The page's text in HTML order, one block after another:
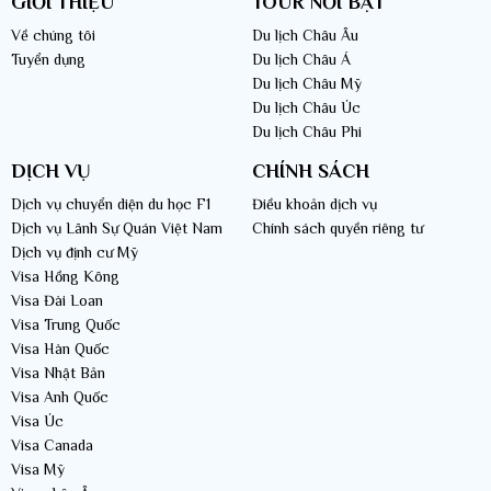
LVT Group chuyên Tour du lịch Đài Loan trọn gói giá tốt
>> Video giới thiệu Công ty du lịch LVT Group chuyên Tour Đài Loan
uy tín - chất lượng cao
Về chúng tôi
Tuyển dụng
Du lịch Châu Âu
Du lịch Châu Á
Du lịch Châu Mỹ
Du lịch Châu Úc
Du lịch Châu Phi
DỊCH VỤ
Dịch vụ chuyển diện du học F1
Dịch vụ Lãnh Sự Quán Việt Nam
Dịch vụ định cư Mỹ
Visa Hồng Kông
Visa Đài Loan
Visa Trung Quốc
Visa Hàn Quốc
Visa Nhật Bản
Visa Anh Quốc
Visa Úc
Visa Canada
Visa Mỹ
CHÍNH SÁCH
Điều khoản dịch vụ
Chính sách quyền riêng tư